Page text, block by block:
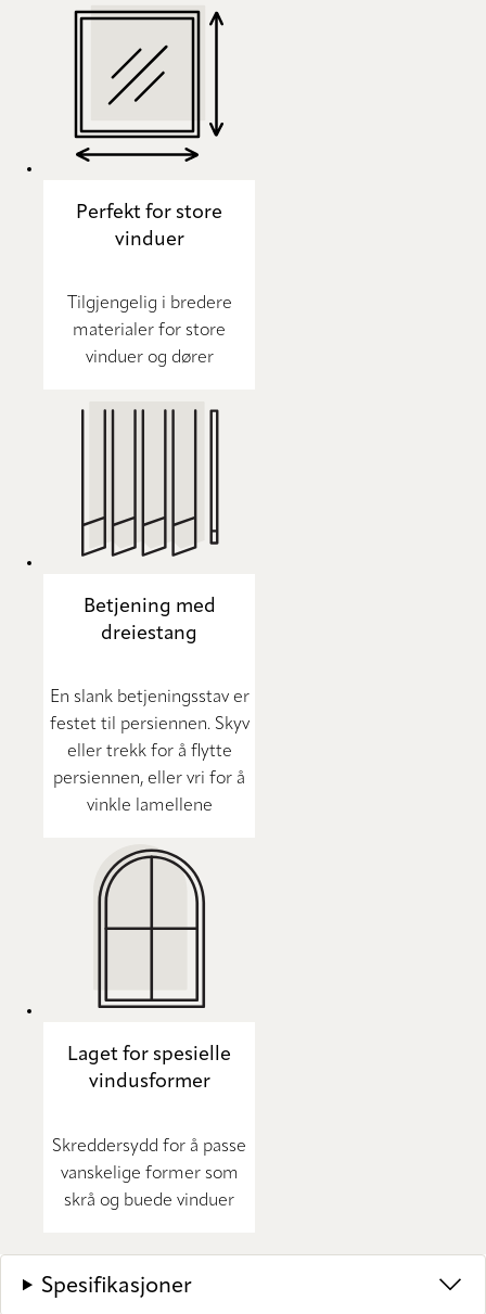
Perfekt for store
vinduer
Tilgjengelig i bredere
materialer for store
vinduer og dører
Betjening med
dreiestang
En slank betjeningsstav er
festet til persiennen. Skyv
eller trekk for å flytte
persiennen, eller vri for å
vinkle lamellene
Laget for spesielle
vindusformer
Skreddersydd for å passe
vanskelige former som
skrå og buede vinduer
Spesifikasjoner